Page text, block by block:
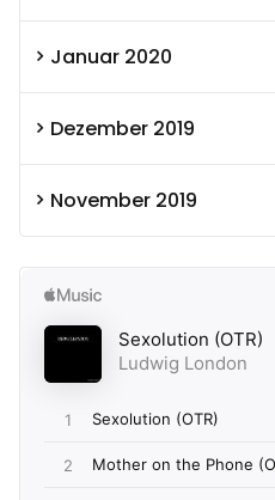
Januar 2020
Dezember 2019
November 2019